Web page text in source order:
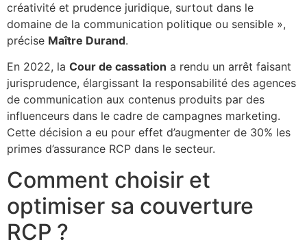
créativité et prudence juridique, surtout dans le
domaine de la communication politique ou sensible »,
précise Maître Durand.
En 2022, la Cour de cassation a rendu un arrêt faisant
jurisprudence, élargissant la responsabilité des agences
de communication aux contenus produits par des
influenceurs dans le cadre de campagnes marketing.
Cette décision a eu pour effet d’augmenter de 30% les
primes d’assurance RCP dans le secteur.
Comment choisir et
optimiser sa couverture
RCP ?